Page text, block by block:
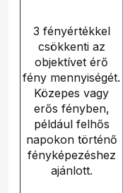
3 fényértékkel
csökkenti az
objektívet érő
fény mennyiségét.
Közepes vagy
erős fényben,
például felhős
napokon történő
fényképezéshez
ajánlott.